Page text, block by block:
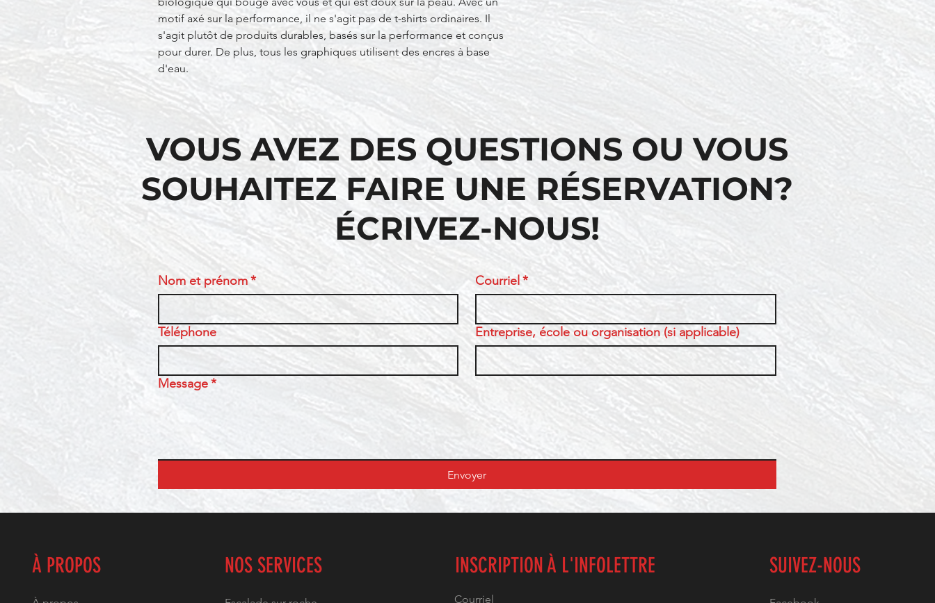
motif axé sur la performance, il ne s'agit pas de t-shirts ordinaires. Il
s'agit plutôt de produits durables, basés sur la performance et conçus
pour durer. De plus, tous les graphiques utilisent des encres à base
d'eau.
VOUS AVEZ DES QUESTIONS OU VOUS
SOUHAITEZ FAIRE UNE RÉSERVATION?
ÉCRIVEZ-NOUS!
Nom et prénom* Courriel *
Téléphone Entreprise, école ou organisation (si applicable)
Message*
Envoyer
À PROPOS NOS SERVICES INSCRIPTION À L'INFOLETTRE SUIVEZ-NOUS